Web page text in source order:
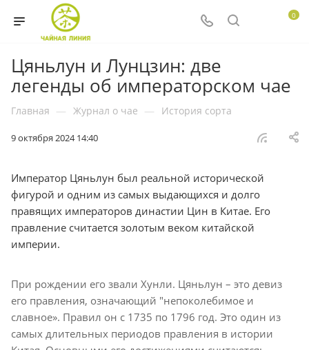
0
Цяньлун и Лунцзин: две
легенды об императорском чае
Главная — Журнал о чае — История сорта
9 октября 2024 14:40
Император Цяньлун был реальной исторической
фигурой и одним из самых выдающихся и долго
правящих императоров династии Цин в Китае. Его
правление считается золотым веком китайской
империи.
При рождении его звали Хунли. Цяньлун – это девиз
его правления, означающий "непоколебимое и
славное». Правил он с 1735 по 1796 год. Это один из
самых длительных периодов правления в истории